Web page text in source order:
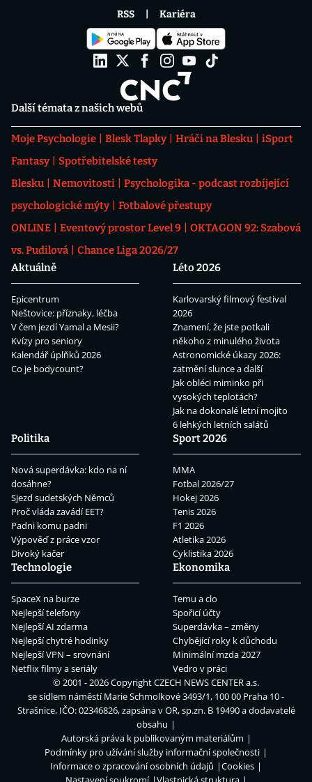
Další témata z našich webů
Moje Psychologie Blesk Tlapky Hráči na Blesku
iSport
Fantasy
Spotřebitelské testy
Blesku
Nemovitosti
Psychologika - podcast rozbíjející
psychologické mýty
Fotbalové přestupy
ONLINE
Eventový prostor Level 9
OKTAGON 92: Szabová
vs. Pudilová
Chance Liga 2026/27
Aktuálně
Epicentrum
Neštovice: příznaky, léčba
V čem jezdí Yamal a Mesii?
Kvízy pro seniory
Kalendář úplňků 2026
Co je bodycount?
Léto 2026
Karlovarský filmový festival
2026
Znamení, že jste potkali
někoho z minulého života
Astronomické úkazy 2026:
zatmění slunce a další
Jak obléci miminko při
vysokých teplotách?
Jak na dokonalé letní mojito
6 lehkých letních salátů
Politika
Nová superdávka: kdo na ní
dosáhne?
Sjezd sudetských Němců
Proč vláda zavádí EET?
Padni komu padni
Výpověď z práce vzor
Divoký kačer
Sport 2026
MMA
Fotbal 2026/27
Hokej 2026
Tenis 2026
F1 2026
Atletika 2026
Cyklistika 2026
Technologie
SpaceX na burze
Nejlepší telefony
Nejlepší AI zdarma
Nejlepší chytré hodinky
Nejlepší VPN – srovnání
Netflix filmy a seriály
Ekonomika
Temu a clo
Spořicí účty
Superdávka – změny
Chybějící roky k důchodu
Minimální mzda 2027
Vedro v práci
RSS Kariéra
© 2001 - 2026 CopyrightCZECH NEWS CENTER a.s.
se sídlem náměstí Marie Schmolkové 3493/1, 100 00 Praha 10 -
Strašnice, IČO: 02346826, zapsána v OR, sp.zn. B 19490 a dodavatelé
obsahu
Autorská práva k publikovaným materiálům
Podmínky pro užívání služby informační společnosti
Informace o zpracování osobních údajů
Cookies